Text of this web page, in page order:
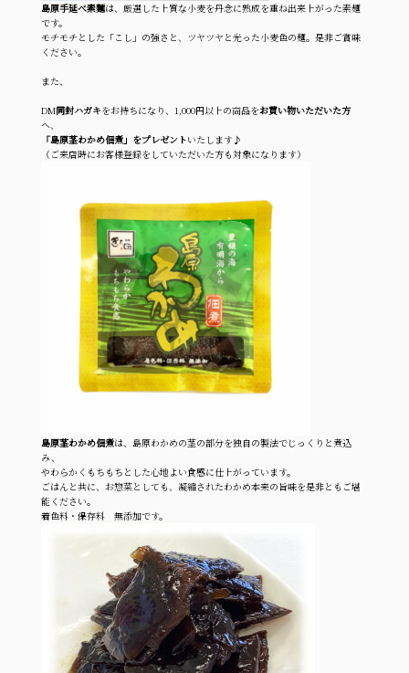
島原手延べ素麵は、厳選した上質な小麦を丹念に熟成を重ね出来上がった素麺
です。
モチモチとした「こし」の強さと、ツヤツヤと光った小麦色の麺。是非ご賞味
ください。
また、
DM同封ハガキをお持ちになり、1,000円以上の商品をお買い物いただいた方
へ、
「島原茎わかめ佃煮」をプレゼントいたします♪
（ご来店時にお客様登録をしていただいた方も対象になります）
島原茎わかめ佃煮は、島原わかめの茎の部分を独自の製法でじっくりと煮込
み、
やわらかくもちもちとした心地よい食感に仕上がっています。
ごはんと共に、お惣菜としても、凝縮されたわかめ本来の旨味を是非ともご堪
能ください。
着色料・保存料 無添加です。